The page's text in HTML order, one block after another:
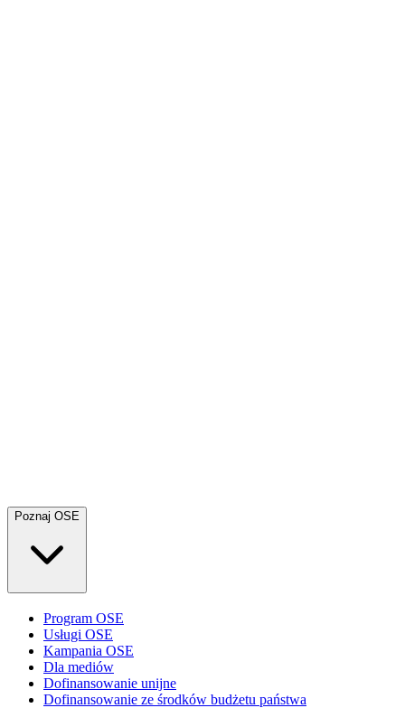
Poznaj OSE
Program OSE
Usługi OSE
Kampania OSE
Dla mediów
Dofinansowanie unijne
Dofinansowanie ze środków budżetu państwa